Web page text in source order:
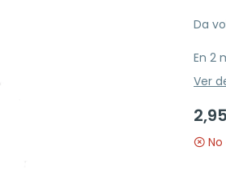
Da
En 2
Ver